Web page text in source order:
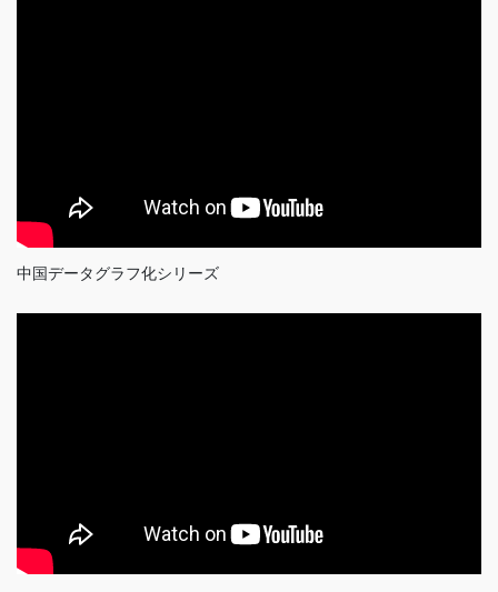
中国データグラフ化シリーズ